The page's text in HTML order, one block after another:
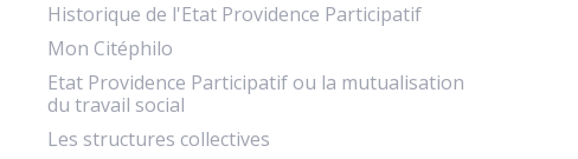
Historique de l'Etat Providence Participatif
Mon Citéphilo
Etat Providence Participatif ou la mutualisation
du travail social
Les structures collectives